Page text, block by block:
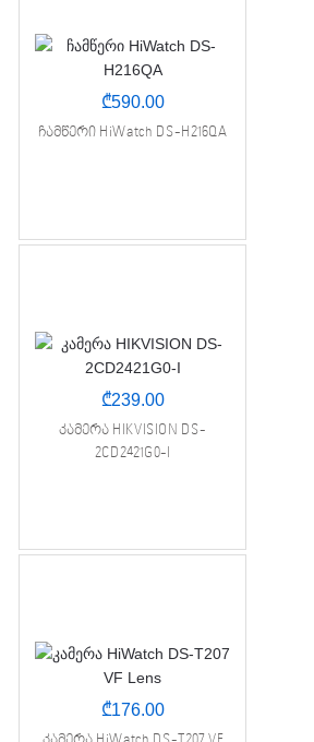
₾590.00
ჩამწერი HiWatch DS-H216QA
₾239.00
კამერა HIKVISION DS-
2CD2421G0-I
₾176.00